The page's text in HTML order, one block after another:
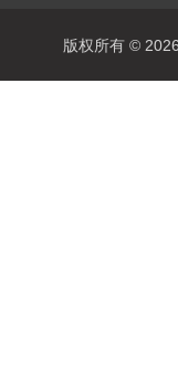
版权所有 ©